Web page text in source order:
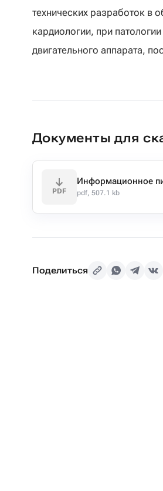
технических разработок в
кардиологии, при
двигательного аппарата,
Документы для
PDF
Информационное
pdf, 507.1 kb
Поделиться